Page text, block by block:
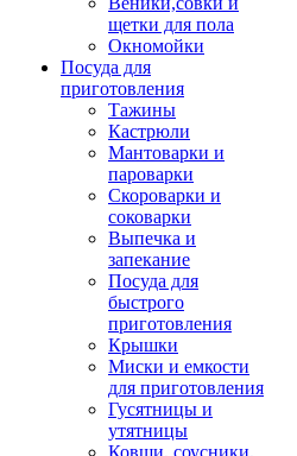
щетки для пола
Окномойки
Посуда для
приготовления
Тажины
Кастрюли
Мантоварки и
пароварки
Скороварки и
соковарки
Выпечка и
запекание
Посуда для
быстрого
приготовления
Крышки
Миски и емкости
для приготовления
Гусятницы и
утятницы
Ковши, соусники,